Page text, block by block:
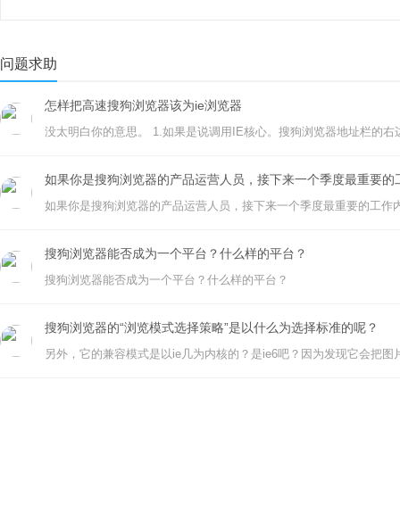
问题求助
怎样把高速搜狗浏览器该为ie浏览器
如果你是搜狗浏览器的产品运营人员，接下来一个季度最重要的
如果你是搜狗浏览器的产品运营人员，接下来一个季度最重要的工作
搜狗浏览器能否成为一个平台？什么样的平台？
搜狗浏览器能否成为一个平台？什么样的平台？
搜狗浏览器的“浏览模式选择策略”是以什么为选择标准的呢？